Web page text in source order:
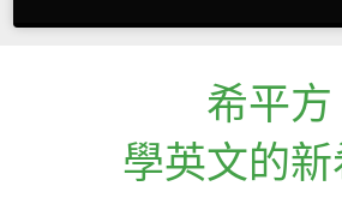
希平方
學英文的